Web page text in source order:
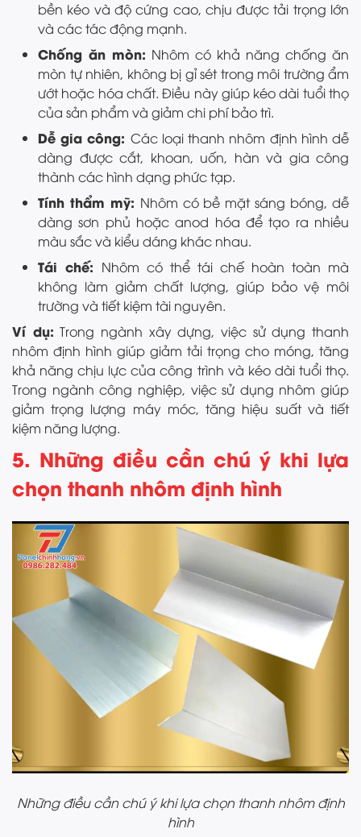
bền kéo và độ cứng cao, chịu được tải trọng lớn
và các tác động mạnh.
Chống ăn mòn: Nhôm có khả năng chống ăn
mòn tự nhiên, không bị gỉ sét trong môi trường ẩm
ướt hoặc hóa chất. Điều này giúp kéo dài tuổi thọ
của sản phẩm và giảm chi phí bảo trì.
Dễ gia công: Các loại thanh nhôm định hình dễ
dàng được cắt, khoan, uốn, hàn và gia công
thành các hình dạng phức tạp.
Tính thẩm mỹ: Nhôm có bề mặt sáng bóng, dễ
dàng sơn phủ hoặc anod hóa để tạo ra nhiều
màu sắc và kiểu dáng khác nhau.
Tái chế: Nhôm có thể tái chế hoàn toàn mà
không làm giảm chất lượng, giúp bảo vệ môi
trường và tiết kiệm tài nguyên.
Ví dụ: Trong ngành xây dựng, việc sử dụng thanh
nhôm định hình giúp giảm tải trọng cho móng, tăng
khả năng chịu lực của công trình và kéo dài tuổi thọ.
Trong ngành công nghiệp, việc sử dụng nhôm giúp
giảm trọng lượng máy móc, tăng hiệu suất và tiết
kiệm năng lượng.
5. Những điều cần chú ý khi lựa
chọn thanh nhôm định hình
Những điều cần chú ý khi lựa chọn thanh nhôm định
hình